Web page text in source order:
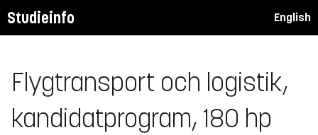
Studieinfo English
Flygtransport och logistik,
kandidatprogram, 180 hp